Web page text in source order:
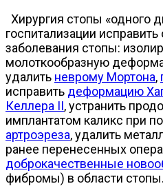
Хирургия стопы «одного
госпитализации
заболевания стопы:
молоткообразную
удалить неврому Мортона,
исправить деформацию
Келлера II, устранить
имплантатом каликс при
артроэреза, удалить
ранее перенесенных
доброкачественные
фибромы) в области стопы.